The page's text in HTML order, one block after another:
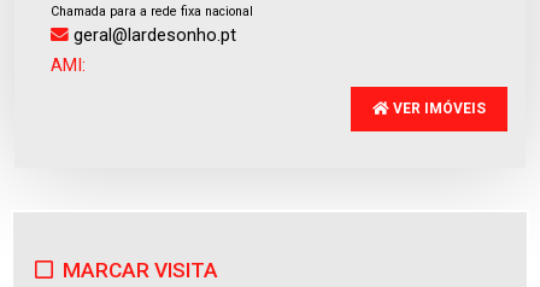
Chamada para a rede fixa nacional
geral@lardesonho.pt
AMI:
VER IMÓVEIS
MARCAR VISITA